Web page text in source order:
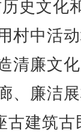
史文化
村中活
清廉文
、廉洁
古建筑古